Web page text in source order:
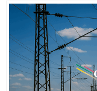
Siemens ve
Sözleşme